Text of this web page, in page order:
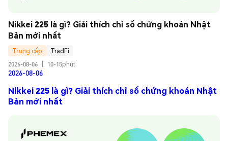
Nikkei 225 là gì? Giải thích chỉ số chứng khoán Nhật
Bản mới nhất
Trung cấp
TradFi
2026-08-06
10-15phút
2026-08-06
Nikkei 225 là gì? Giải thích chỉ số chứng khoán Nhật
Bản mới nhất